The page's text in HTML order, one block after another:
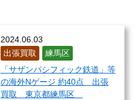
2024.06.03
出張買取
練馬区
「サザンパシフィック鉄道」等
の海外Nゲージ 約40点 出張
買取 東京都練馬区